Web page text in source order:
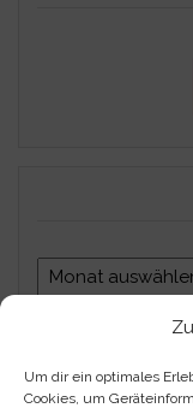
Um dir ein optimales
Cookies, um
Archiv
Impressum